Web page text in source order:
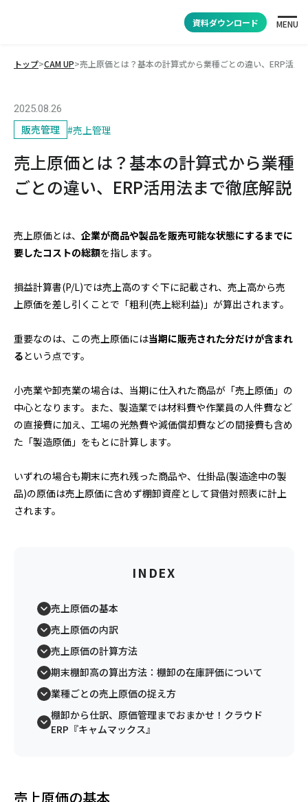
資料ダウンロード MENU
トップ>CAM UP>売上原価とは？基本の計算式から業種ごとの違い、ERP活用
2025.08.26
販売管理 #売上管理
売上原価とは？基本の計算式から業種
ごとの違い、ERP活用法まで徹底解説
売上原価とは、 企業が商品や製品を販売可能な状態にするまでに
要したコストの総額を指します。
損益計算書(P/L)では売上高のすぐ下に記載され、売上高から売
上原価を差し引くことで「粗利(売上総利益)」が算出されます。
重要なのは、この売上原価には当期に販売された分だけが含まれ
るという点です。
小売業や卸売業の場合は、当期に仕入れた商品が「売上原価」の
中心となります。また、製造業では材料費や作業員の人件費など
の直接費に加え、工場の光熱費や減価償却費などの間接費も含め
た「製造原価」をもとに計算します。
いずれの場合も期末に売れ残った商品や、仕掛品(製造途中の製
品)の原価は売上原価に含めず棚卸資産として貸借対照表に計上
されます。
INDEX
売上原価の基本
売上原価の内訳
売上原価の計算方法
期末棚卸高の算出方法：棚卸の在庫評価について
業種ごとの売上原価の捉え方
棚卸から仕訳、原価管理までおまかせ！クラウド
ERP『キャムマックス』
売上原価の基本